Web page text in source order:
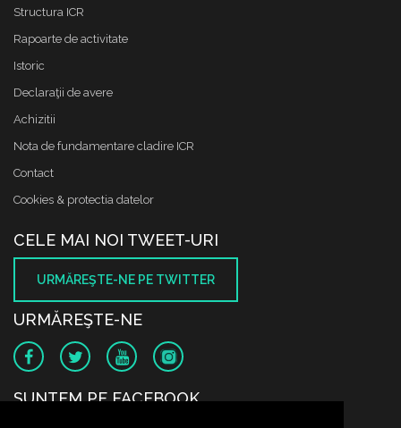
Structura ICR
Rapoarte de activitate
Istoric
Declaraţii de avere
Achizitii
Nota de fundamentare cladire ICR
Contact
Cookies & protectia datelor
CELE MAI NOI TWEET-URI
URMĂREŞTE-NE PE TWITTER
URMĂREŞTE-NE
SUNTEM PE FACEBOOK